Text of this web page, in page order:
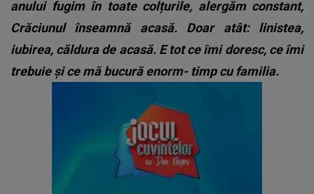
anului fugim în toate colțurile, alergăm constant,
Crăciunul înseamnă acasă. Doar atât: linistea,
iubirea, căldura de acasă. E tot ce îmi doresc, ce îmi
trebuie și ce mă bucură enorm- timp cu familia.